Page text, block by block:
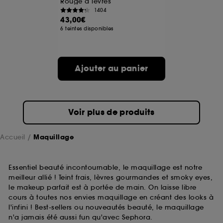
1404
43,00€
6 teintes disponibles
Ajouter au panier
Voir plus de produits
Accueil Maquillage
Essentiel beauté incontournable, le maquillage est notre
meilleur allié ! Teint frais, lèvres gourmandes et smoky eyes,
le makeup parfait est à portée de main. On laisse libre
cours à toutes nos envies maquillage en créant des looks à
l'infini ! Best-sellers ou nouveautés beauté, le maquillage
n'a jamais été aussi fun qu'avec Sephora.
A l'exception des cookies techniques, le dépôt et la
lecture de ces traceurs requiert votre accord. Vous
choix" ci-dessous ou décider de "tout accepter".
Sephora pourra associer les informations de
navigation collectées par ces Cookies, pour les
sur "continuer sans accepter". Voous pouvez à tout
moment choisir de retirer votrte consentement. Si vous
souhaitez obtenir plus d'information sur les cookies